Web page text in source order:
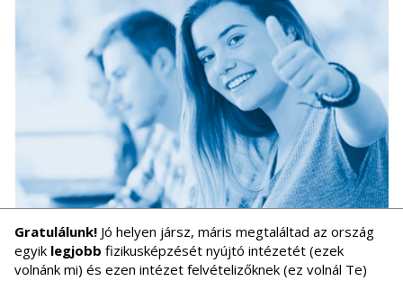
Gratulálunk! Jó helyen jársz, máris megtaláltad az ország
egyik legjobb fizikusképzését nyújtó intézetét (ezek
volnánk mi) és ezen intézet felvételizőknek (ez volnál Te)